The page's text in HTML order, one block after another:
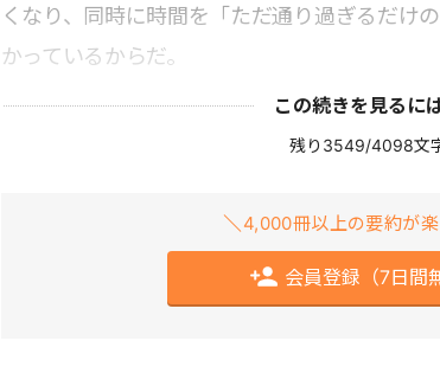
くなり、同時に時間を「ただ通り過ぎるだけ
かっているからだ。
この続きを見るに
残り3549/4098文
4,000冊以上の要約が楽
会員登録（7日間